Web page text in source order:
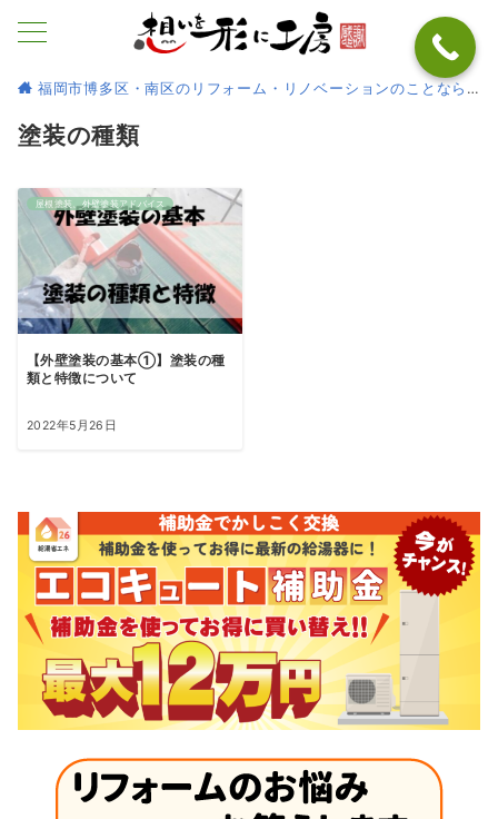
福岡市博多区・南区のリフォーム・リノベーションのことなら
塗装の種類
屋根塗装、外壁塗装アドバイス
【外壁塗装の基本①】塗装の種
類と特徴について
2022年5月26日